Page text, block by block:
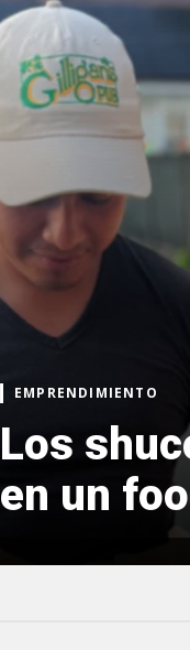
EMPRENDIMIENTO
Los
en un